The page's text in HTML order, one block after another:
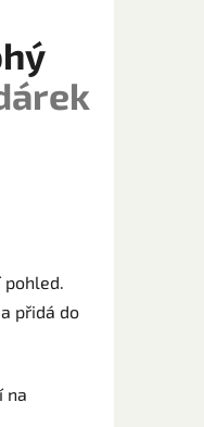
pohled.
přidá do
na